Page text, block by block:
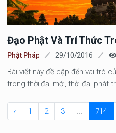
Đạo Phật Và Trí Thức
Phật Pháp 29/10/2016
Bài viết này đề cập đến vai trò
trong thời đại mới, thời đại phát
‹ 1 2 3 ... 714